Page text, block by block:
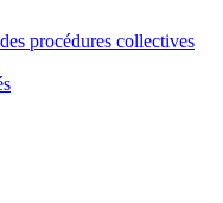
procédures collectives